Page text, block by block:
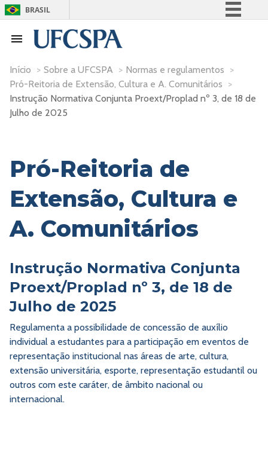
BRASIL
Participe
Acesso à informação
Legislação
Início > Sobre a UFCSPA > Normas e regulamentos >
Pró-Reitoria de Extensão, Cultura e A. Comunitários >
Instrução Normativa Conjunta Proext/Proplad nº 3, de 18 de
Julho de 2025
Pró-Reitoria de
Extensão, Cultura e
A. Comunitários
Instrução Normativa Conjunta
Proext/Proplad nº 3, de 18 de
Julho de 2025
Regulamenta a possibilidade de concessão de auxílio
individual a estudantes para a participação em eventos de
representação institucional nas áreas de arte, cultura,
extensão universitária, esporte, representação estudantil ou
outros com este caráter, de âmbito nacional ou
internacional.